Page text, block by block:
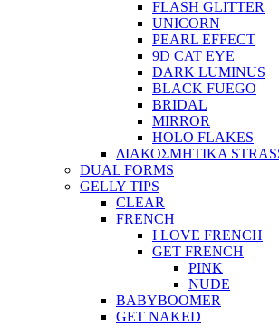
FLASH GLITTER
UNICORN
PEARL EFFECT
9D CAT EYE
DARK LUMINUS
BLACK FUEGO
BRIDAL
MIRROR
HOLO FLAKES
ΔΙΑΚΟΣΜΗΤΙΚΑ
DUAL FORMS
GELLY TIPS
CLEAR
FRENCH
I LOVE FRENCH
GET FRENCH
PINK
NUDE
BABYBOOMER
GET NAKED